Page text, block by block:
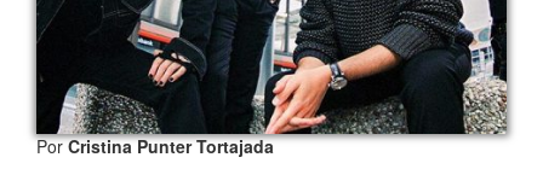
PorCristina Punter Tortajada